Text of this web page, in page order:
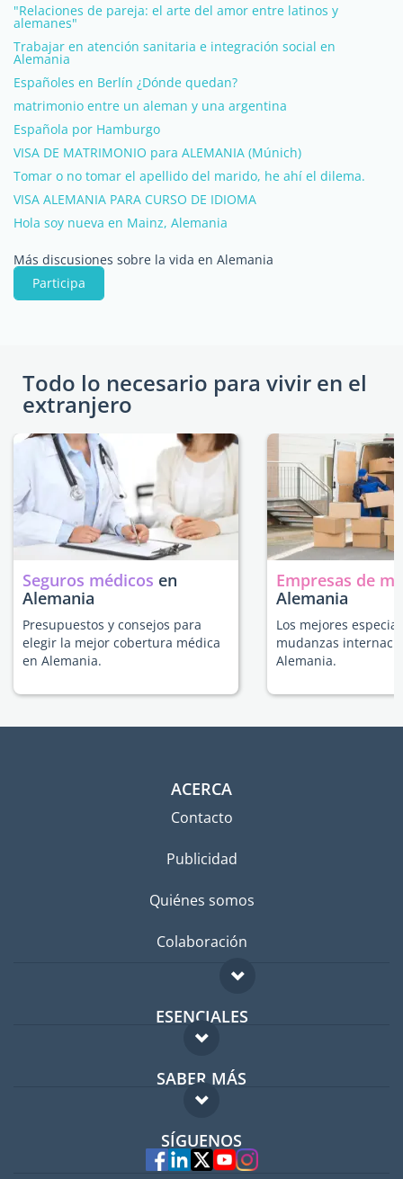
"Relaciones de pareja: el arte del amor entre latinos y
alemanes"
Trabajar en atención sanitaria e integración social en
Alemania
Españoles en Berlín ¿Dónde quedan?
matrimonio entre un aleman y una argentina
Española por Hamburgo
VISA DE MATRIMONIO para ALEMANIA (Múnich)
Tomar o no tomar el apellido del marido, he ahí el dilema.
VISA ALEMANIA PARA CURSO DE IDIOMA
Hola soy nueva en Mainz, Alemania
Más discusiones sobre la vida en Alemania
Participa
Todo lo necesario para vivir en el
extranjero
Seguros médicos en
Alemania
Presupuestos y consejos para
elegir la mejor cobertura médica
en Alemania.
Empresas de
Alemania
Los mejores
mudanzas
Alemania.
ACERCA
Contacto
Publicidad
Quiénes somos
Colaboración
ESENCIALES
Foro para expatriados
Guía para expatriados
Trabajos en el extranjero
SABER MÁS
FAQ
Expertos
SÍGUENOS